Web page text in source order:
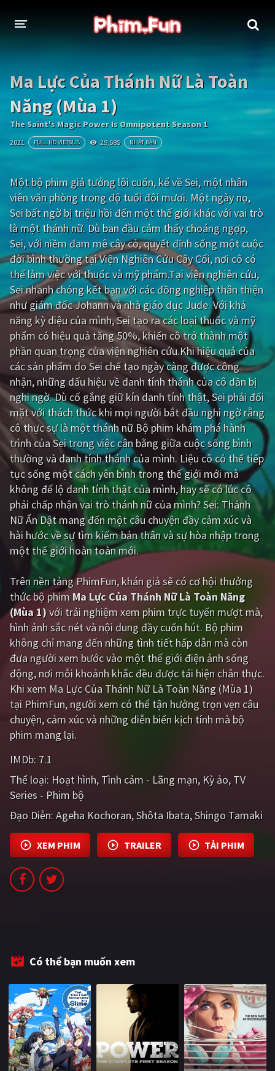
Thần thoại - Cổ trang
Tâm lý Chiến tranh
Võ thuật - Kiếm hiệp Nhạc kịch
Phiêu lưu Hài hước
Viễn tưởng Khoa học - Tài liệu
Hoạt hình Thể thao
Tình cảm - Lãng mạn Kỳ ảo
Giật gân Gia đình
Bí ẩn Lịch sử
Viễn Tây Tiểu sử
GameShow DramaTV
QUỐC GIA
Âu - Mỹ Trung Quốc - Hồng Kông
Hàn Quốc Nhật Bản
Ấn Độ Việt Nam
Tổng hợp
CẬP NHẬT
PHIM MỚI
PHIM BỘ
PHIM LẺ
PHIM CHIẾU RẠP
TUYỂN TẬP PHIM
BLOG
Ma Lực Của Thánh Nữ Là Toàn
Năng (Mùa 1)
The Saint's Magic Power Is Omnipotent Season 1
2021 FULL HD VIETSUB 29,585 NHẬT BẢN
Một bộ phim giả tưởng lôi cuốn, kể về Sei, một nhân
viên văn phòng trong độ tuổi đôi mươi. Một ngày nọ,
Sei bất ngờ bị triệu hồi đến một thế giới khác với vai trò
là một thánh nữ. Dù ban đầu cảm thấy choáng ngợp,
Sei, với niềm đam mê cây cỏ, quyết định sống một cuộc
đời bình thường tại Viện Nghiên Cứu Cây Cối, nơi cô có
thể làm việc với thuốc và mỹ phẩm.Tại viện nghiên cứu,
Sei nhanh chóng kết bạn với các đồng nghiệp thân thiện
như giám đốc Johann và nhà giáo dục Jude. Với khả
năng kỳ diệu của mình, Sei tạo ra các loại thuốc và mỹ
phẩm có hiệu quả tăng 50%, khiến cô trở thành một
phần quan trọng của viện nghiên cứu.Khi hiệu quả của
các sản phẩm do Sei chế tạo ngày càng được công
nhận, những dấu hiệu về danh tính thánh của cô dần bị
nghi ngờ. Dù cố gắng giữ kín danh tính thật, Sei phải đối
mặt với thách thức khi mọi người bắt đầu nghi ngờ rằng
cô thực sự là một thánh nữ.Bộ phim khám phá hành
trình của Sei trong việc cân bằng giữa cuộc sống bình
thường và danh tính thánh của mình. Liệu cô có thể tiếp
tục sống một cách yên bình trong thế giới mới mà
không để lộ danh tính thật của mình, hay sẽ có lúc cô
phải chấp nhận vai trò thánh nữ của mình? Sei: Thánh
Nữ Ẩn Dật mang đến một câu chuyện đầy cảm xúc và
hài hước về sự tìm kiếm bản thân và sự hòa nhập trong
một thế giới hoàn toàn mới.
Trên nền tảngPhimFun, khán giả sẽ có cơ hội thưởng
thức bộ phim Ma Lực Của Thánh Nữ Là Toàn Năng
(Mùa 1)với trải nghiệm xem phim trực tuyến mượt mà,
hình ảnh sắc nét và nội dung đầy cuốn hút. Bộ phim
không chỉ mang đến những tình tiết hấp dẫn mà còn
đưa người xem bước vào một thế giới điện ảnh sống
động, nơi mỗi khoảnh khắc đều được tái hiện chân thực.
Khi xem Ma Lực Của Thánh Nữ Là Toàn Năng (Mùa 1)
tại PhimFun, người xem có thể tận hưởng trọn vẹn câu
chuyện, cảm xúc và những diễn biến kịch tính mà bộ
phim mang lại.
IMDb: 7.1
Thể loại: Hoạt hình Tình cảm - Lãng mạn Kỳ ảo TV
Series - Phim bộ
Đạo Diễn: Ageha Kochoran Shôta Ibata Shingo Tamaki
XEM PHIM TRAILER TẢI PHIM
Có thể bạn muốn xem